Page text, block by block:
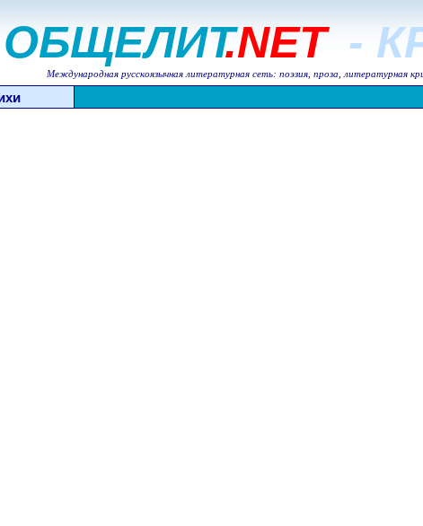
ОБЩЕЛИТ.NET -
Международная русскоязычная литературная сеть: поэзия, проза, литературная